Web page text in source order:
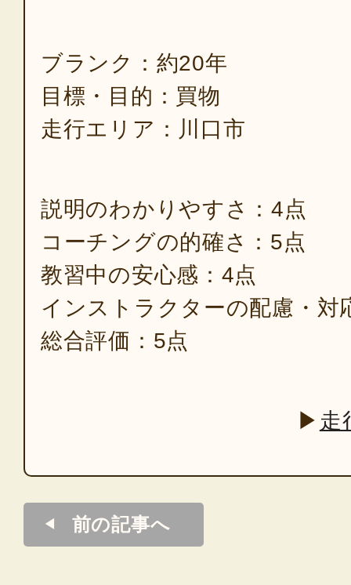
ブランク：約20年
目標・目的：買物
走行エリア：川口市
説明のわかりやすさ：4点
コーチングの的確さ：5点
教習中の安心感：4点
インストラクターの配慮・対
総合評価：5点
▶ 走
前の記事へ